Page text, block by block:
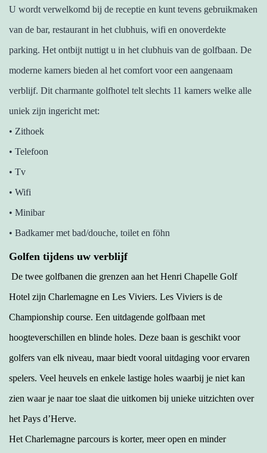
U wordt verwelkomd bij de receptie en kunt tevens gebruikmaken
van de bar, restaurant in het clubhuis, wifi en onoverdekte
parking. Het ontbijt nuttigt u in het clubhuis van de golfbaan. De
moderne kamers bieden al het comfort voor een aangenaam
verblijf. Dit charmante golfhotel telt slechts 11 kamers welke alle
uniek zijn ingericht met:
• Zithoek
• Telefoon
• Tv
• Wifi
• Minibar
• Badkamer met bad/douche, toilet en föhn
Golfen tijdens uw verblijf
De twee golfbanen die grenzen aan het Henri Chapelle Golf
Hotel zijn Charlemagne en Les Viviers. Les Viviers is de
Championship course. Een uitdagende golfbaan met
hoogteverschillen en blinde holes. Deze baan is geschikt voor
golfers van elk niveau, maar biedt vooral uitdaging voor ervaren
spelers. Veel heuvels en enkele lastige holes waarbij je niet kan
zien waar je naar toe slaat die uitkomen bij unieke uitzichten over
het Pays d’Herve.
Het Charlemagne parcours is korter, meer open en minder